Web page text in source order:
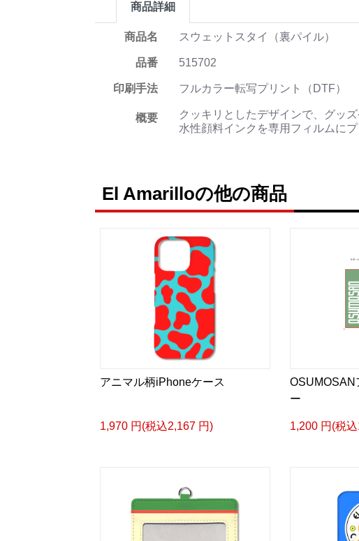
商品詳細
商品名 スウェットスタイ（裏パイル）
品番 515702
印刷手法 フルカラー転写プリント（DTF）
概要
クッキリとしたデザインで、グッ
水性顔料インクを専用フィルムに
El Amarilloの他の商品
アニマル柄iPhoneケース
1,970 円(税込2,167 円)
OSUMOSAN
ー
1,200 円(税